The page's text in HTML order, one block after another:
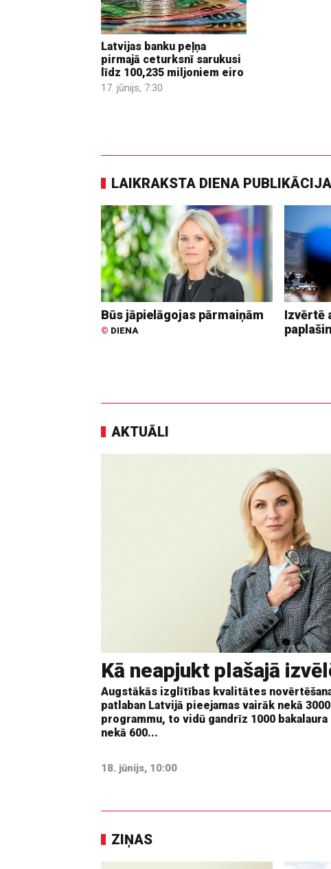
Latvijas banku peļņa
pirmajā ceturksnī sarukusi
līdz 100,235 miljoniem eiro
17. jūnijs, 7:30
LAIKRAKSTA DIENA
Būs jāpielāgojas pārmaiņām
© DIENA
Izvērtē
AKTUĀLI
Kā neapjukt plašajā
Augstākās izglītības kvalitātes
patlaban Latvijā pieejamas vairāk nekā
programmu, to vidū gandrīz 1000
nekā 600...
18. jūnijs, 10:00
ZIŅAS